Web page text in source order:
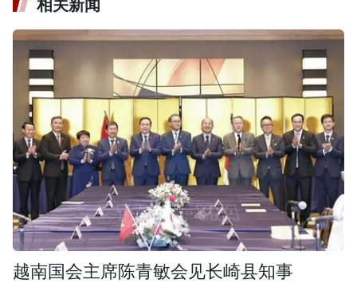
相关新闻
越南国会主席陈青敏会见长崎县知事